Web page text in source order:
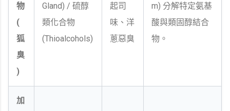
物
(
狐
臭
)
Gland) / 硫醇
類化合物
(Thioalcohols)
起司
味、洋
蔥惡臭
m) 分解特定氨基
酸與類固醇結合
物。
加